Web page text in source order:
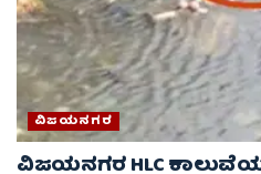
ವಿಜಯನಗರ
ವಿಜಯನಗರ HLC